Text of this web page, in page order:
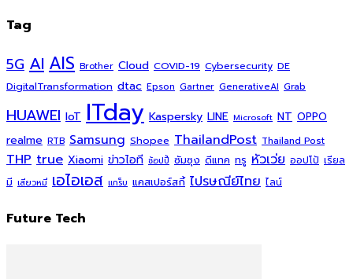
Tag
5G AI AIS Brother Cloud COVID-19 Cybersecurity DE
DigitalTransformation dtac Epson Gartner GenerativeAI Grab
HUAWEI IoT ITday Kaspersky LINE Microsoft NT OPPO
realme RTB Samsung Shopee ThailandPost Thailand Post
THP true Xiaomi ข่าวไอที ช้อปปี้ ซัมซุง ดีแทค ทรู หัวเว่ย ออปโป้ เรียล
มี เสียวหมี่ เอไอเอส แกร็บ แคสเปอร์สกี้ ไปรษณีย์ไทย ไลน์
Future Tech